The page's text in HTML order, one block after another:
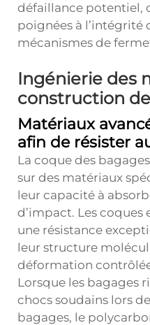
défaillance potentiel,
poignées à l’intégrité
mécanismes de
Ingénierie des
construction
Matériaux
afin de résister
La coque des
sur des matériaux
leur capacité à
d’impact. Les
une résistance
leur structure
déformation
Lorsque les bagages
chocs soudains lors
bagages, le